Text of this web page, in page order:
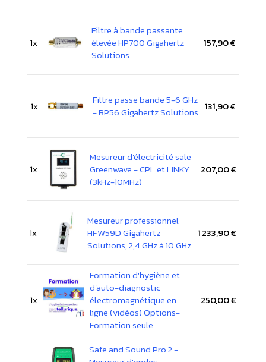
1x
Filtre à bande passante
élevée HP700 Gigahertz
Solutions
157,90 €
1x
Filtre passe bande 5-6 GHz
- BP56 Gigahertz Solutions 131,90 €
1x
Mesureur d'électricité sale
Greenwave - CPL et LINKY
(3kHz-10MHz)
207,00 €
1x
Mesureur professionnel
HFW59D Gigahertz
Solutions, 2,4 GHz à 10 GHz
1 233,90 €
1x
Formation d'hygiène et
d'auto-diagnostic
électromagnétique en
ligne (vidéos) Options-
Formation seule
250,00 €
Safe and Sound Pro 2 -